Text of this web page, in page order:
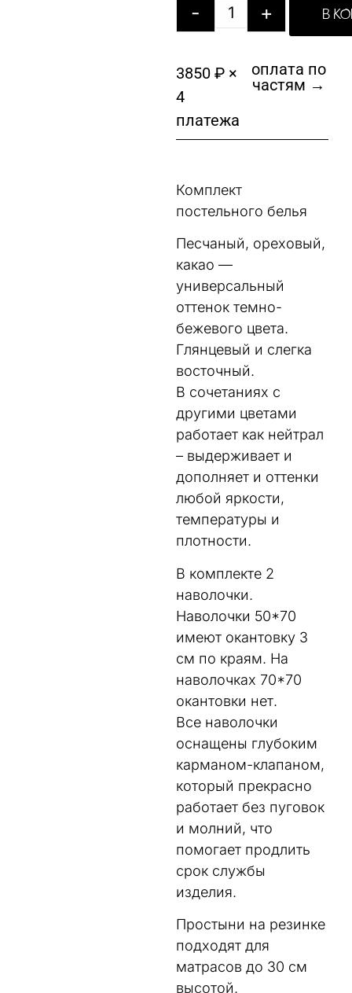
- + В
3850 ₽ ×
4
платежа
оплата по
частям →
Комплект
постельного белья
Песчаный, ореховый,
какао —
универсальный
оттенок темно-
бежевого цвета.
Глянцевый и слегка
восточный.
В сочетаниях с
другими цветами
работает как нейтрал
– выдерживает и
дополняет и оттенки
любой яркости,
температуры и
плотности.
В комплекте 2
наволочки.
Наволочки 50*70
имеют окантовку 3
см по краям. На
наволочках 70*70
окантовки нет.
Все наволочки
оснащены глубоким
карманом-клапаном,
который прекрасно
работает без пуговок
и молний, что
помогает продлить
срок службы
изделия.
Простыни на резинке
подходят для
матрасов до 30 см
высотой.